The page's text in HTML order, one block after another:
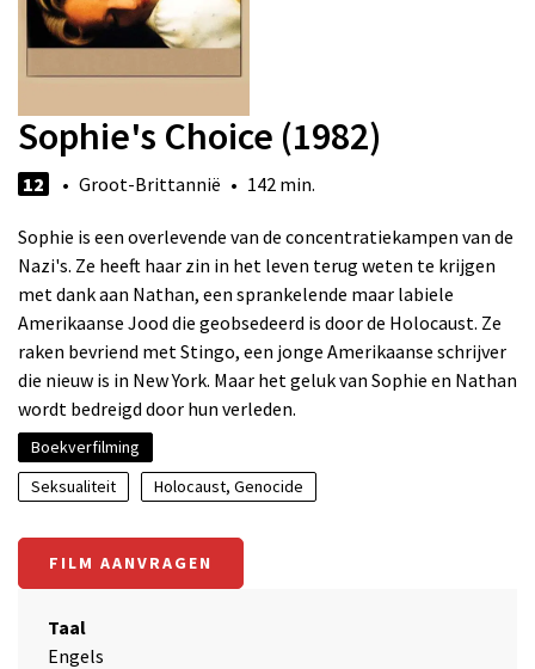
Sophie's Choice (1982)
12 • Groot-Brittannië • 142 min.
Sophie is een overlevende van de concentratiekampen van de
Nazi's. Ze heeft haar zin in het leven terug weten te krijgen
met dank aan Nathan, een sprankelende maar labiele
Amerikaanse Jood die geobsedeerd is door de Holocaust. Ze
raken bevriend met Stingo, een jonge Amerikaanse schrijver
die nieuw is in New York. Maar het geluk van Sophie en Nathan
wordt bedreigd door hun verleden.
Boekverfilming
Seksualiteit
Holocaust, Genocide
FILM AANVRAGEN
Taal
Engels